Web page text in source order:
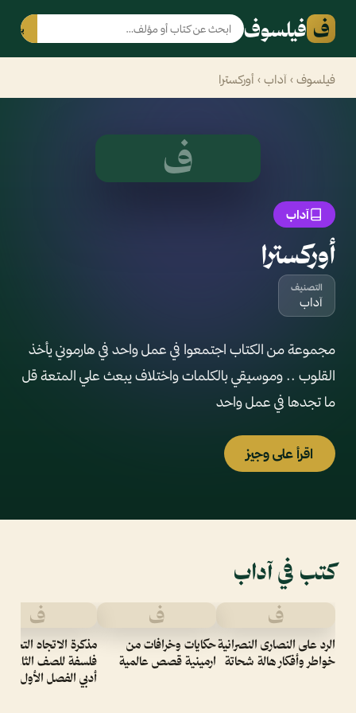
ف فيلسوف بحث
فيلسوف › آداب › أوركسترا
ف
آداب
أوركسترا
التصنيف
آداب
مجموعة من الكتاب اجتمعوا في عمل واحد في هارموني يأخذ
القلوب .. وموسيقي بالكلمات واختلاف يبعث علي المتعة قل
ما تجدها في عمل واحد
اقرأ على وجيز
كتب في آداب
ف
الرد على النصارى النصرانية
خواطر وأفكار هالة شحاتة
ف
حكايات وخرافات من
ارمينية قصص عالمية
ف
مذكرة الاتجاه
فلسفة للصف الثاني
أدبي الفصل الأول ( 1)